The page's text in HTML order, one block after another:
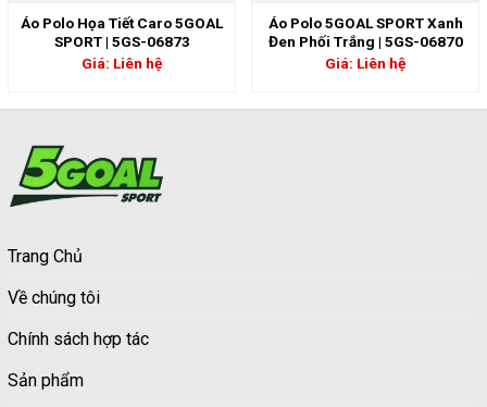
Áo Polo Họa Tiết Caro 5GOAL
SPORT | 5GS-06873
Giá: Liên hệ
Áo Polo 5GOAL SPORT Xanh
Đen Phối Trắng | 5GS-06870
Giá: Liên hệ
Trang Chủ
Về chúng tôi
Chính sách hợp tác
Sản phẩm